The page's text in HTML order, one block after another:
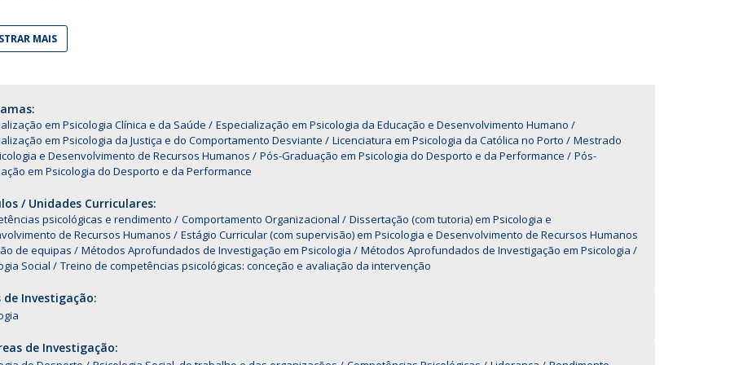
Associação de Antigos Alunos de Psicologia
MAIS
em Psicologia Clínica e da Saúde
Especialização em Psicologia da Educação e Desenvolvimento Humano
em Psicologia da Justiça e do Comportamento Desviante
Licenciatura em Psicologia da Católica no Porto
Mestrado
e Desenvolvimento de Recursos Humanos
Pós-Graduação em Psicologia do Desporto e da Performance
Pós-
em Psicologia do Desporto e da Performance
/ Unidades Curriculares:
psicológicas e rendimento Comportamento Organizacional
Dissertação (com tutoria) em Psicologia e
de Recursos Humanos
Estágio Curricular (com supervisão) em Psicologia e Desenvolvimento de Recursos Humanos
de equipas
Métodos Aprofundados de Investigação em Psicologia
Métodos Aprofundados de Investigação em Psicologia
Social
Treino de competências psicológicas: conceção e avaliação da intervenção
de Investigação:
de Investigação: